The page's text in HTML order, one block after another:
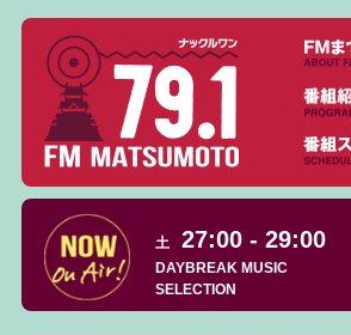
土 27:00 - 29:00
DAYBREAK MUSIC
SELECTION